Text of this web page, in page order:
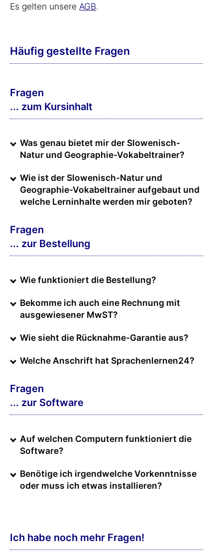
Es gelten unsere AGB.
Häufig gestellte Fragen
Fragen
... zum Kursinhalt
Was genau bietet mir der Slowenisch-
Natur und Geographie-Vokabeltrainer?
Wie ist der Slowenisch-Natur und
Geographie-Vokabeltrainer aufgebaut und
welche Lerninhalte werden mir geboten?
Fragen
... zur Bestellung
Wie funktioniert die Bestellung?
Bekomme ich auch eine Rechnung mit
ausgewiesener MwST?
Wie sieht die Rücknahme-Garantie aus?
Welche Anschrift hat Sprachenlernen24?
Fragen
... zur Software
Auf welchen Computern funktioniert die
Software?
Benötige ich irgendwelche Vorkenntnisse
oder muss ich etwas installieren?
Ich habe noch mehr Fragen!